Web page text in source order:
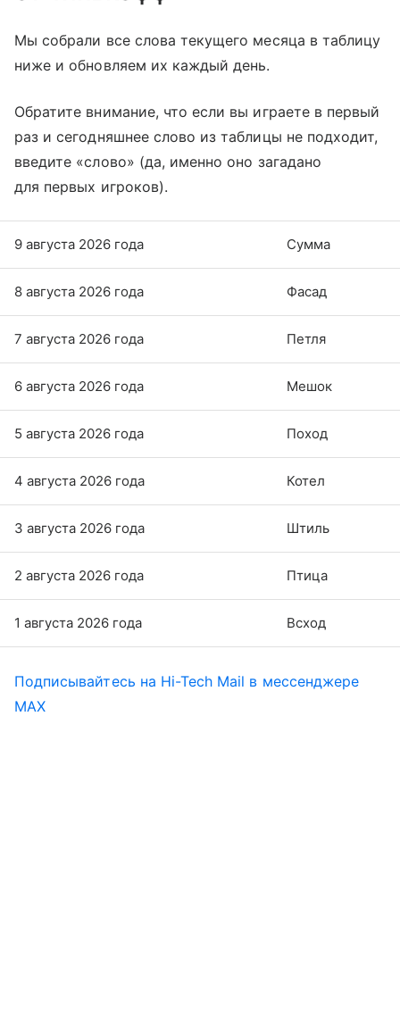
Мы собрали все слова текущего месяца в таблицу
ниже и обновляем их каждый день.
Обратите внимание, что если вы играете в первый
раз и сегодняшнее слово из таблицы не подходит,
введите «слово» (да, именно оно загадано
для первых игроков).
9 августа 2026 года Сумма
8 августа 2026 года Фасад
7 августа 2026 года Петля
6 августа 2026 года Мешок
5 августа 2026 года Поход
4 августа 2026 года Котел
3 августа 2026 года Штиль
2 августа 2026 года Птица
1 августа 2026 года Всход
Подписывайтесь на Hi-Tech Mail в мессенджере
MAX